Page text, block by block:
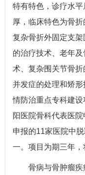
特有特色，诊疗水
厚，临床特色为骨
复杂骨折外固定支
的治疗技术、老年
术、复杂围关节骨
并发症的处理和矫
情防治重点专科建
阳医院骨科代表医
申报的11家医院中
一。项目为期三年，
骨病与骨肿瘤疾